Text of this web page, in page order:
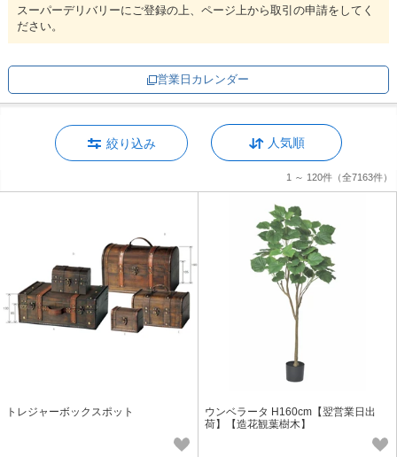
スーパーデリバリーにご登録の上、ページ上から取引の申請をしてく
ださい。
営業日カレンダー
絞り込み 人気順
1 ～ 120件 （全7163件）
トレジャーボックスポット
ウンベラータ H160cm【翌営業日出
荷】【造花観葉樹木】